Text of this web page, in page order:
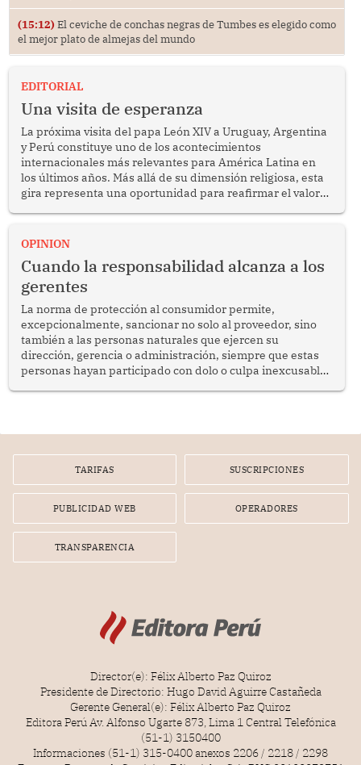
(15:12) El ceviche de conchas negras de Tumbes es elegido como
el mejor plato de almejas del mundo
EDITORIAL
Una visita de esperanza
La próxima visita del papa León XIV a Uruguay, Argentina
y Perú constituye uno de los acontecimientos
internacionales más relevantes para América Latina en
los últimos años. Más allá de su dimensión religiosa, esta
gira representa una oportunidad para reafirmar el valor
enfrenta desafíos en materia de desarrollo, cohesión
OPINION
Cuando la responsabilidad alcanza a los
gerentes
La norma de protección al consumidor permite,
excepcionalmente, sancionar no solo al proveedor, sino
también a las personas naturales que ejercen su
dirección, gerencia o administración, siempre que estas
personas hayan participado con dolo o culpa inexcusable
por la frustrada realización de un meet and greet con
TARIFAS SUSCRIPCIONES
PUBLICIDAD WEB OPERADORES
TRANSPARENCIA
Director(e): Félix Alberto Paz Quiroz
Presidente de Directorio: Hugo David Aguirre Castañeda
Gerente General(e): Félix Alberto Paz Quiroz
Editora Perú Av. Alfonso Ugarte 873, Lima 1 Central Telefónica
(51-1) 3150400
Informaciones (51-1) 315-0400 anexos 2206 / 2218 / 2298